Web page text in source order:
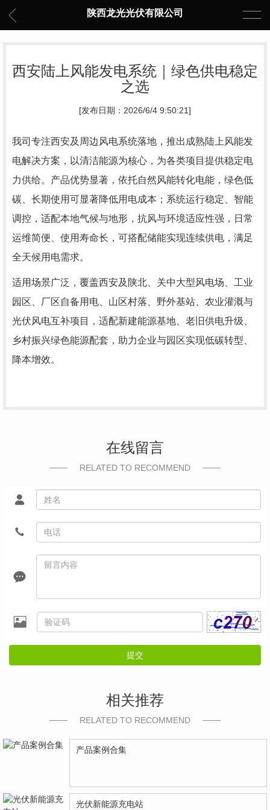
陕西龙光光伏有限公司
西安陆上风能发电系统｜绿色供电稳定
之选
[发布日期：2026/6/4 9:50:21]
我司专注西安及周边风电系统落地，推出成熟陆上风能发
电解决方案，以清洁能源为核心，为各类项目提供稳定电
力供给。产品优势显著，依托自然风能转化电能，绿色低
碳、长期使用可显著降低用电成本；系统运行稳定、智能
调控，适配本地气候与地形，抗风与环境适应性强，日常
运维简便、使用寿命长，可搭配储能实现连续供电，满足
全天候用电需求。
适用场景广泛，覆盖西安及陕北、关中大型风电场、工业
园区、厂区自备用电、山区村落、野外基站、农业灌溉与
光伏风电互补项目，适配新建能源基地、老旧供电升级、
乡村振兴绿色能源配套，助力企业与园区实现低碳转型、
降本增效。
在线留言
RELATED TO RECOMMEND
提交
相关推荐
RELATED TO RECOMMEND
产品案例合集
光伏新能源充电站